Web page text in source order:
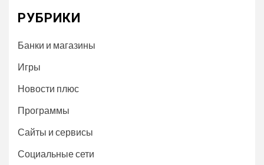
РУБРИКИ
Банки и магазины
Игры
Новости плюс
Программы
Сайты и сервисы
Социальные сети